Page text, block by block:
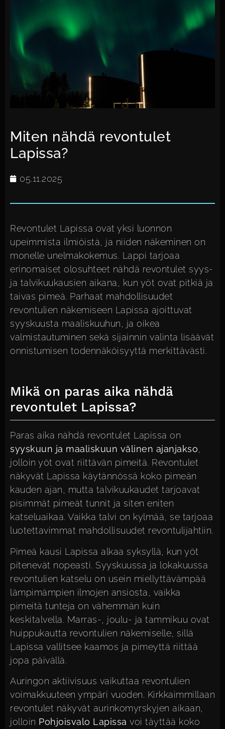
Miten nähdä revontulet
Lapissa?
05.11.2025
Revontulet Lapissa ovat yksi luonnon
upeimmista ilmiöistä, ja niiden näkeminen on
monelle unelmakokemus. Lappi tarjoaa
erinomaiset olosuhteet nähdä revontulet syys-
ja talvikuukausien aikana, kun yöt ovat pitkiä ja
taivas pimeä. Parhaat mahdollisuudet
revontulien näkemiseen Lapissa ajoittuvat
syyskuusta maaliskuuhun, ja oikea
valmistautuminen sekä sijainnin valinta lisäävät
onnistumisen todennäköisyyttä merkittävästi.
Mikä on paras aika nähdä
revontulet Lapissa?
Paras aika nähdä revontulet Lapissa on
syyskuun ja maaliskuun välinen ajanjakso
jolloin yöt ovat riittävän pimeitä. Revontulet
näkyvät Lapissa käytännössä koko pimeän
kauden ajan, mutta talvikuukaudet tarjoavat
pisimmät pimeät tunnit ja siten eniten
katseluaikaa. Vaikka talvi on kylmää, se tarjoaa
luotettavimmat mahdollisuudet revontulijahtiin.
Pimeä kausi Lapissa alkaa syksyllä, kun yöt
pitenevät nopeasti. Syyskuussa ja lokakuussa
revontulien katselu on usein miellyttävämpää
lämpimämpien ilmojen ansiosta, vaikka
pimeitä tunteja on vähemmän kuin
keskitalvella. Marras-, joulu- ja tammikuu ovat
huippukautta revontulien näkemiselle, sillä
Lapissa vallitsee kaamos ja pimeyttä riittää
jopa päivällä.
Auringon aktiivisuus vaikuttaa revontulien
voimakkuuteen ympäri vuoden. Kirkkaimmillaan
revontulet näkyvät aurinkomyrskyjen aikaan,
jolloin Pohjoisvalo Lapissa voi täyttää koko